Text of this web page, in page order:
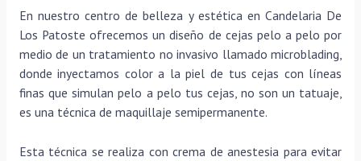
En nuestro centro de belleza y estética en Candelaria De
Los Patoste ofrecemos un diseño de cejas pelo a pelo por
medio de un tratamiento no invasivo llamado microblading,
donde inyectamos color a la piel de tus cejas con líneas
finas que simulan pelo a pelo tus cejas, no son un tatuaje,
es una técnica de maquillaje semipermanente.
Esta técnica se realiza con crema de anestesia para evitar